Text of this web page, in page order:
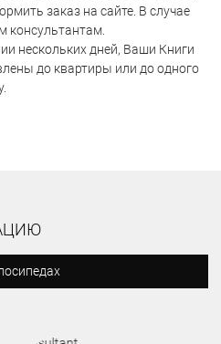
заказ на сайте. В случае
консультантам.
нескольких дней, Ваши Книги
до квартиры или до одного